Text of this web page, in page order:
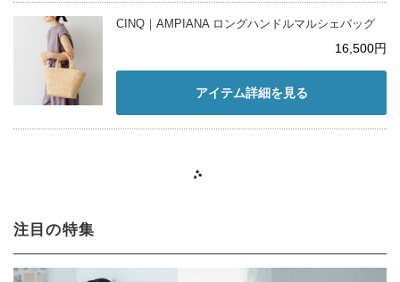
CINQ｜AMPIANA ロングハンドルマルシェバッグ
16,500円
アイテム詳細を見る
注目の特集